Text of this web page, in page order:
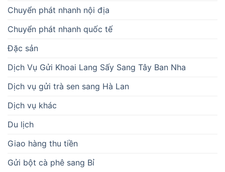
Chuyển phát nhanh nội địa
Chuyển phát nhanh quốc tế
Đặc sản
Dịch Vụ Gửi Khoai Lang Sấy Sang Tây Ban Nha
Dịch vụ gửi trà sen sang Hà Lan
Dịch vụ khác
Du lịch
Giao hàng thu tiền
Gửi bột cà phê sang Bỉ